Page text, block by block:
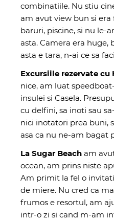
combinatiile. Nu stiu
am avut view bun si
baruri, piscine, si nu le-
asta. Camera era huge,
asta e tara, n-ai ce sa
Excursiile rezervate cu
nice, am luat
insulei si Casela.
cu delfini, sa inoti sau
nici inotatori prea buni,
asa ca nu ne-am bagat
La Sugar Beach am
ocean, am prins niste
Am primit la fel o
de miere. Nu cred ca
frumos e resortul, am
intr-o zi si cand m-am